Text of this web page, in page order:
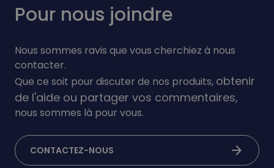
Pour nous joindre
Nous sommes ravis que vous cherchiez à nous
contacter.
Que ce soit pour discuter de nos produits, obtenir
de l'aide ou partager vos commentaires,
nous sommes là pour vous.
CONTACTEZ-NOUS arrow_forward